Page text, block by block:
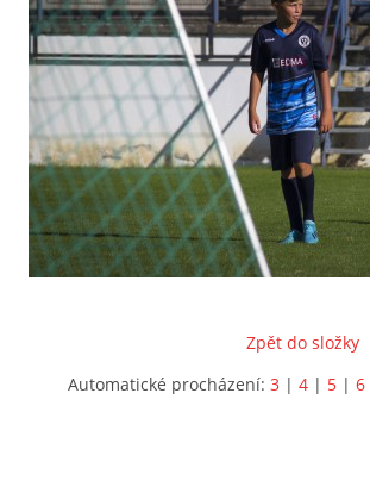
Zpět do složky
Automatické procházení: 3 | 4 | 5 | 6